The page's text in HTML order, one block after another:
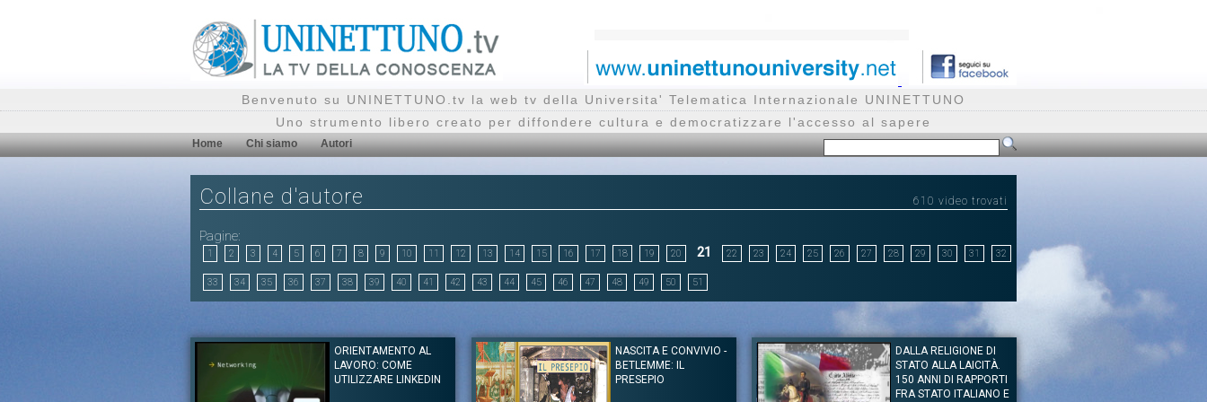
Benvenuto su UNINETTUNO.tv la web tv della Universita' Telematica Internazionale UNINETTUNO
Uno strumento libero creato per diffondere cultura e democratizzare l'accesso al sapere
Home Chi siamo Autori
Collane d'autore 610 video trovati
Pagine:
1 2 3 4 5 6 7 8 9 10 11 12 13 14 15 16 17 18 19 20 21 22 23 24 25 26 27 28 29 30 31 32
33 34 35 36 37 38 39 40 41 42 43 44 45 46 47 48 49 50 51
ORIENTAMENTO AL
LAVORO: COME
UTILIZZARE LINKEDIN
NASCITA E CONVIVIO -
BETLEMME: IL
PRESEPIO
DALLA RELIGIONE DI
STATO ALLA LAICITÀ.
150 ANNI DI RAPPORTI
FRA STATO ITALIANO E